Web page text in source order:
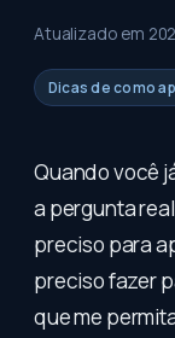
Atualizado em
Dicas de como
Quando você
a pergunta
preciso para
preciso fazer
que me